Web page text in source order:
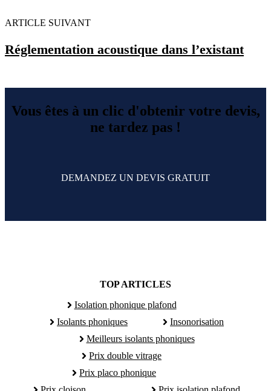
ARTICLE SUIVANT
Réglementation acoustique dans l’existant
Vous êtes à un clic d'obtenir votre devis,
ne tardez pas !
DEMANDEZ UN DEVIS GRATUIT
TOP ARTICLES
Isolation phonique plafond
Isolants phoniques
Insonorisation
Meilleurs isolants phoniques
Prix double vitrage
Prix placo phonique